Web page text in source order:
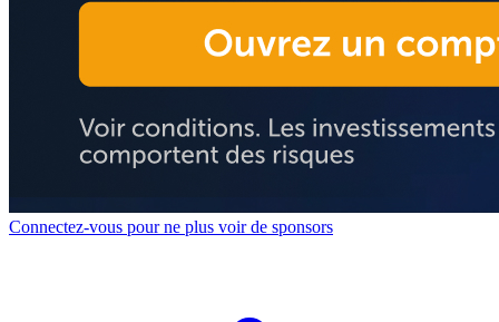
Connectez-vous pour ne plus voir de sponsors